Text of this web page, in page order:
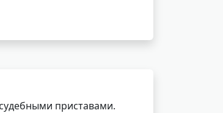
приставами.